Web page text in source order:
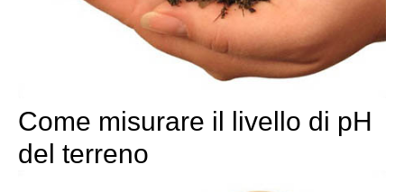
Come misurare il livello di pH
del terreno